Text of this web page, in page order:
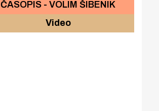
ČASOPIS - VOLIM ŠIBENIK
Video